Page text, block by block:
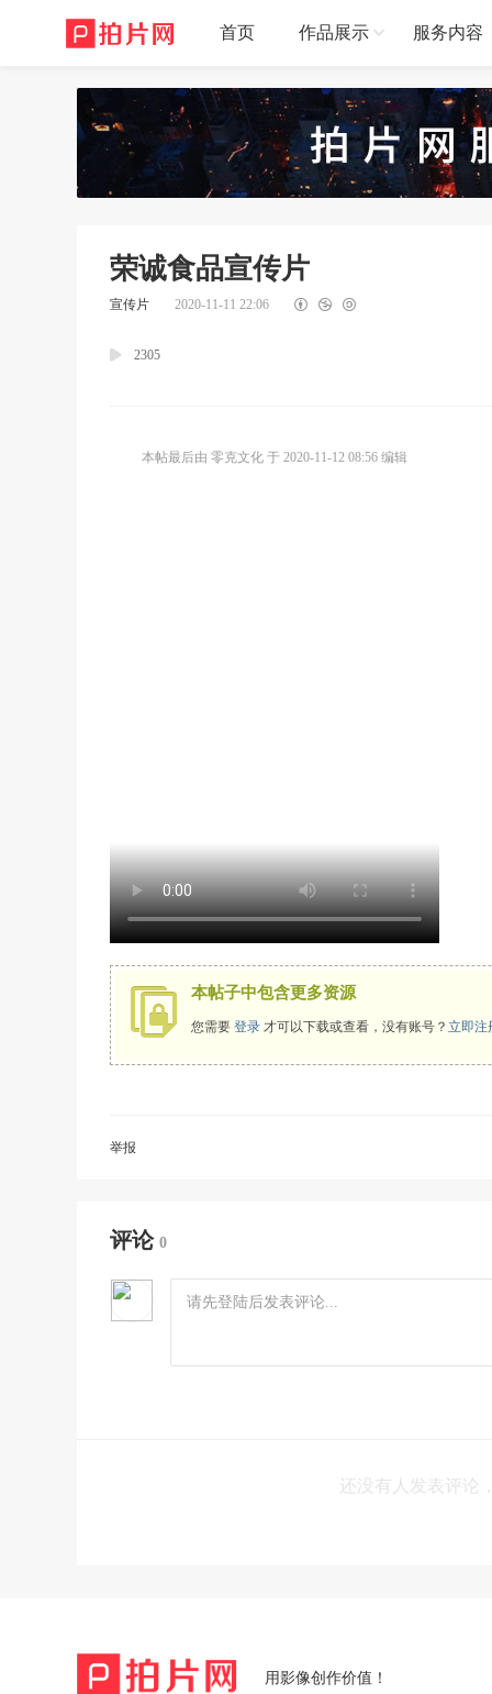
首页 作品展示 服务内容
荣诚食品宣传片
宣传片 2020-11-11 22:06
2305
本帖最后由 零克文化 于 2020-11-12 08:56 编辑
本帖子中包含更多资源
您需要 登录 才可以下载或查看，没有账号？ 立即注
举报
评论 0
还没有人发表评论
用影像创作价值！